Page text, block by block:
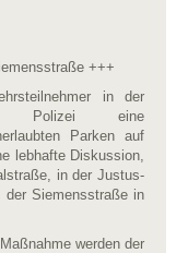
+++
in der
Polizei eine
Parken auf
lebhafte Diskussion,
in der Justus-
der Siemensstraße in
werden der